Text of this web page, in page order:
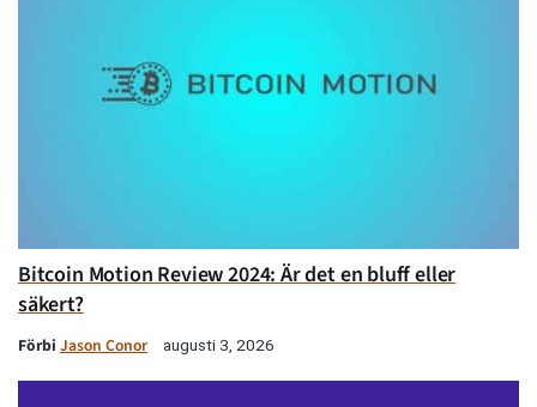
Bitcoin Motion Review 2024: Är det en bluff eller
säkert?
Förbi Jason Conor augusti 3, 2026